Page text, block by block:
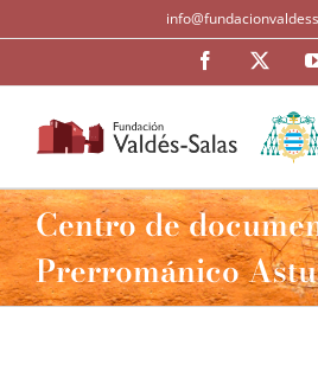
al
Facebook
Centro de
Prerrománico